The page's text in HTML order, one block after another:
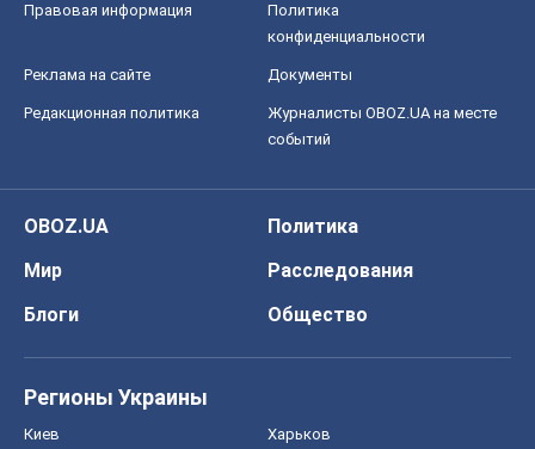
Правовая информация
Политика
конфиденциальности
Реклама на сайте Документы
Редакционная политика
Журналисты OBOZ.UA на месте
событий
OBOZ.UA
Политика
Мир
Расследования
Блоги
Общество
Регионы Украины
Киев Харьков